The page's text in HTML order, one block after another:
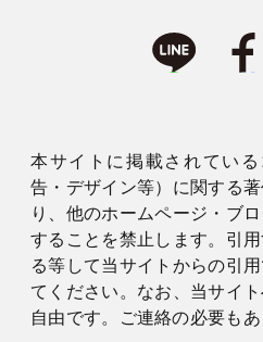
本サイトに掲載されてい
告・デザイン等）に関する
り、他のホームページ・ブ
することを禁止します。引
る等して当サイトからの引
てください。なお、当サイ
自由です。ご連絡の必要もあ